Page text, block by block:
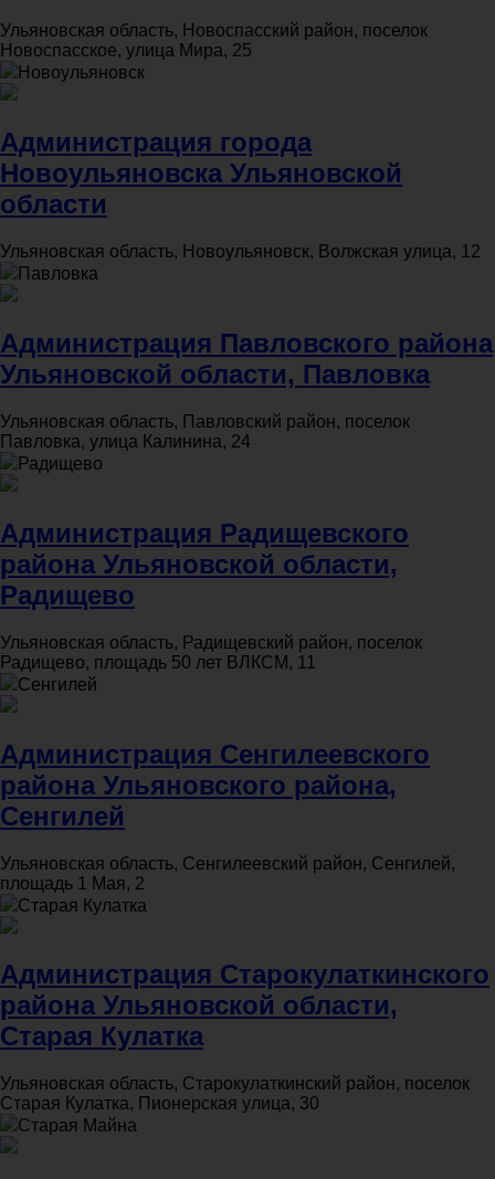
Ульяновская область, Новоспасский район, поселок
Новоспасское, улица Мира, 25
Новоульяновск
Администрация города
Новоульяновска Ульяновской
области
Ульяновская область, Новоульяновск, Волжская улица, 12
Павловка
Администрация Павловского района
Ульяновской области, Павловка
Ульяновская область, Павловский район, поселок
Павловка, улица Калинина, 24
Радищево
Администрация Радищевского
района Ульяновской области,
Радищево
Ульяновская область, Радищевский район, поселок
Радищево, площадь 50 лет ВЛКСМ, 11
Сенгилей
Администрация Сенгилеевского
района Ульяновского района,
Сенгилей
Ульяновская область, Сенгилеевский район, Сенгилей,
площадь 1 Мая, 2
Старая Кулатка
Администрация Старокулаткинского
района Ульяновской области,
Старая Кулатка
Ульяновская область, Старокулаткинский район, поселок
Старая Кулатка, Пионерская улица, 30
Старая Майна